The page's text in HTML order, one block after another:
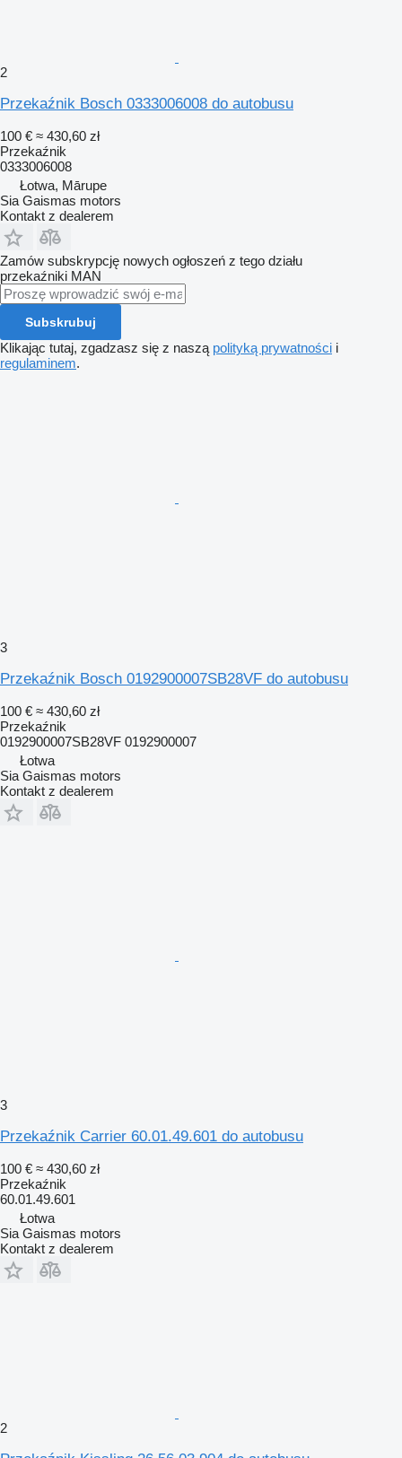
2
Przekaźnik Bosch 0333006008 do autobusu
100 € ≈ 430,60 zł
Przekaźnik
0333006008
Łotwa, Mārupe
Sia Gaismas motors
Kontakt z dealerem
Zamów subskrypcję nowych ogłoszeń z tego działu
przekaźniki MAN
Subskrubuj
Klikając tutaj, zgadzasz się z naszą polityką prywatności i
regulaminem.
3
Przekaźnik Bosch 0192900007SB28VF do autobusu
100 € ≈ 430,60 zł
Przekaźnik
0192900007SB28VF 0192900007
Łotwa
Sia Gaismas motors
Kontakt z dealerem
3
Przekaźnik Carrier 60.01.49.601 do autobusu
100 € ≈ 430,60 zł
Przekaźnik
60.01.49.601
Łotwa
Sia Gaismas motors
Kontakt z dealerem
2